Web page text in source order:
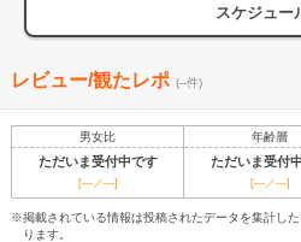
スケジュー
レビュー/観たレポ (--件)
男女比 年齢層
ただいま受付中です ただいま受付
[---／---] [---／---]
※掲載されている情報は投稿されたデータを集計し
ります。